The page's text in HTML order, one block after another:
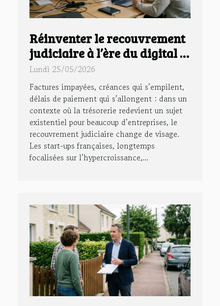
Réinventer le recouvrement
judiciaire à l’ère du digital :
l’exemple des start-ups
françaises
Lundi 25/05/2026
Factures impayées, créances qui s’empilent,
délais de paiement qui s’allongent : dans un
contexte où la trésorerie redevient un sujet
existentiel pour beaucoup d’entreprises, le
recouvrement judiciaire change de visage.
Les start-ups françaises, longtemps
focalisées sur l’hypercroissance,...